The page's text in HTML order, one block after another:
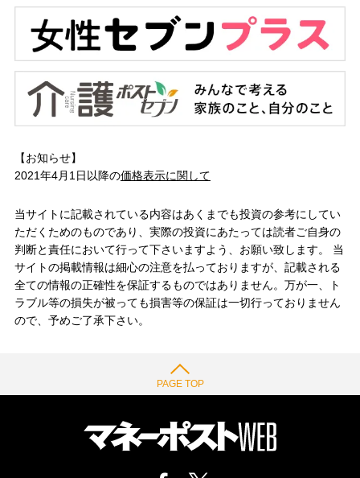
【お知らせ】
2021年4月1日以降の価格表示に関して
当サイトに記載されている内容はあくまでも投資の参考にしてい
ただくためのものであり、実際の投資にあたっては読者ご自身の
判断と責任において行って下さいますよう、お願い致します。 当
サイトの掲載情報は細心の注意を払っておりますが、記載される
全ての情報の正確性を保証するものではありません。万が一、ト
ラブル等の損失が被っても損害等の保証は一切行っておりません
ので、予めご了承下さい。
PAGE TOP